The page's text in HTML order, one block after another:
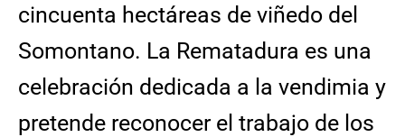
cincuenta hectáreas de viñedo del
Somontano. La Rematadura es una
celebración dedicada a la vendimia y
pretende reconocer el trabajo de los